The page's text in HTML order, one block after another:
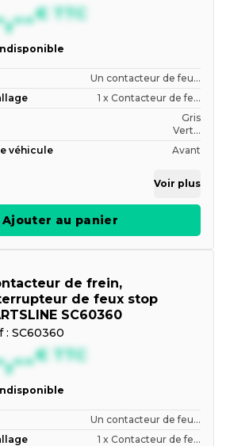
€ TTC
Un contacteur de feu...
1 x Contacteur de fe...
Gris
Vert...
véhicule
Avant
Voir plus
Ajouter au panier
de frein,
de feux stop
SC60360
: SC60360
€ TTC
Un contacteur de feu...
1 x Contacteur de fe...